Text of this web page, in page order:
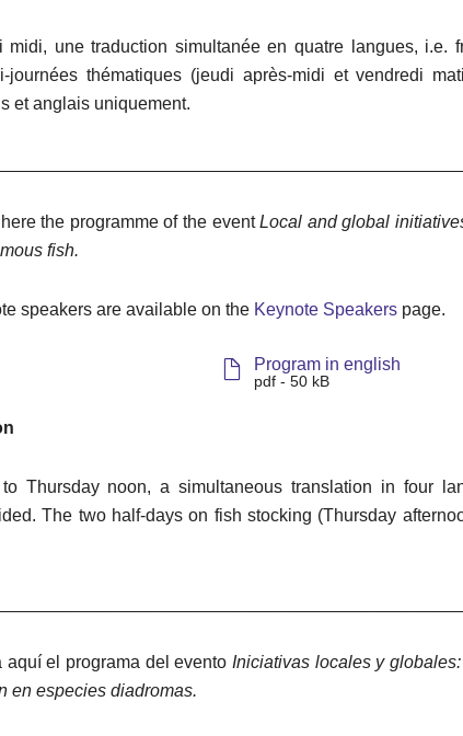
une traduction simultanée en quatre langues, i.e.
journées thématiques (jeudi après-midi et vendredi
et anglais uniquement.
the programme of the eventLocal and global
fish.
speakers are available on the Keynote Speakers page.
Program in english
pdf - 50 kB
Thursday noon, a simultaneous translation in four
The two half-days on fish stocking (Thursday
aquí el programa del evento Iniciativas locales y
en especies diadromas.